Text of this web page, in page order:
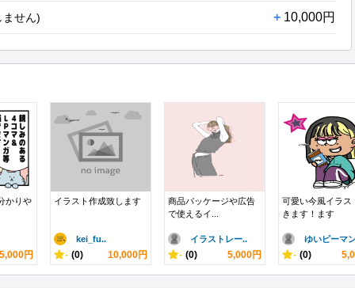
ません) + 10,000円
かりや
5,000円
イラスト作成致します
kei_fu..
- (0) 10,000円
商品パッケージや広告
で使えるイ...
イラストレー..
- (0) 5,000円
可愛い今風イラス
きます！ます
ゆいピーマ
- (0)